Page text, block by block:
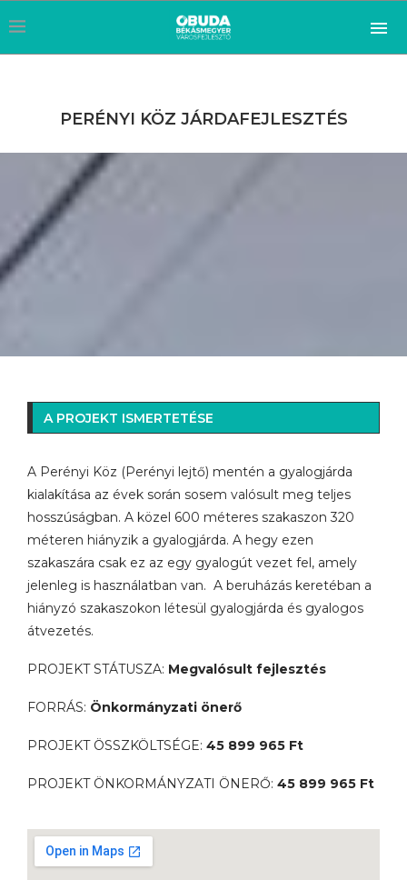
PERÉNYI KÖZ JÁRDAFEJLESZTÉS
A PROJEKT ISMERTETÉSE
A Perényi Köz (Perényi lejtő) mentén a gyalogjárda
kialakítása az évek során sosem valósult meg teljes
hosszúságban. A közel 600 méteres szakaszon 320
méteren hiányzik a gyalogjárda. A hegy ezen
szakaszára csak ez az egy gyalogút vezet fel, amely
jelenleg is használatban van. A beruházás keretéban a
hiányzó szakaszokon létesül gyalogjárda és gyalogos
átvezetés.
PROJEKT STÁTUSZA: Megvalósult fejlesztés
FORRÁS: Önkormányzati önerő
PROJEKT ÖSSZKÖLTSÉGE: 45 899 965 Ft
PROJEKT ÖNKORMÁNYZATI ÖNERŐ: 45 899 965 Ft
PROJEKTHÍREK